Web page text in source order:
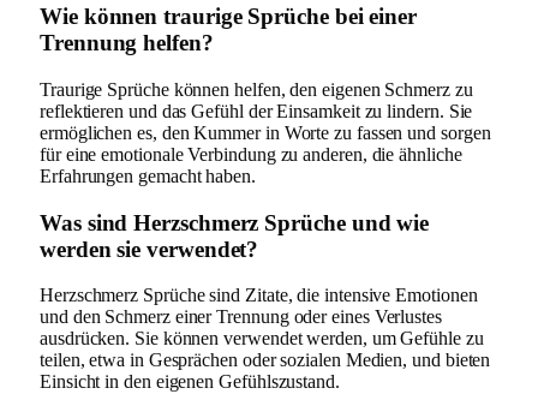
Wie können traurige Sprüche bei einer
Trennung helfen?
Traurige Sprüche können helfen, den eigenen Schmerz zu
reflektieren und das Gefühl der Einsamkeit zu lindern. Sie
ermöglichen es, den Kummer in Worte zu fassen und sorgen
für eine emotionale Verbindung zu anderen, die ähnliche
Erfahrungen gemacht haben.
Was sind Herzschmerz Sprüche und wie
werden sie verwendet?
Herzschmerz Sprüche sind Zitate, die intensive Emotionen
und den Schmerz einer Trennung oder eines Verlustes
ausdrücken. Sie können verwendet werden, um Gefühle zu
teilen, etwa in Gesprächen oder sozialen Medien, und bieten
Einsicht in den eigenen Gefühlszustand.